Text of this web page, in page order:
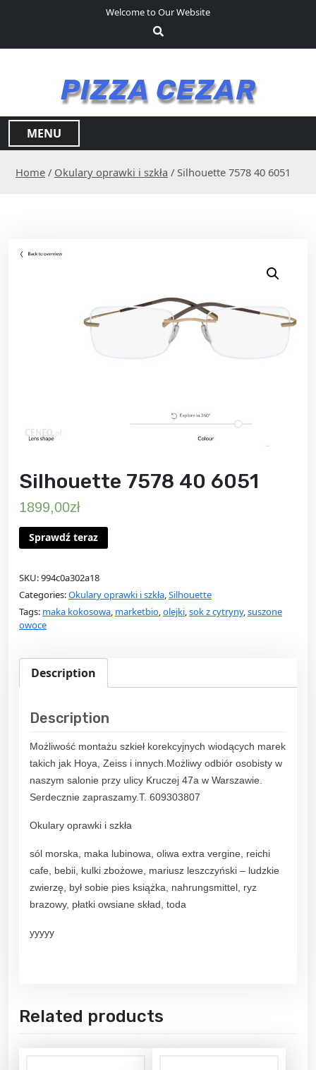
Welcome to Our Website
PIZZA CEZAR
MENU
Home / Okulary oprawki i szkła / Silhouette 7578 40 6051
Silhouette 7578 40 6051
1899,00zł
Sprawdź teraz
SKU:994c0a302a18
Categories:Okulary oprawki i szkła,Silhouette
Tags: maka kokosowa, marketbio,olejki,sok z cytryny,suszone
owoce
Description
Description
Możliwość montażu szkieł korekcyjnych wiodących marek
takich jak Hoya, Zeiss i innych.Możliwy odbiór osobisty w
naszym salonie przy ulicy Kruczej 47a w Warszawie.
Serdecznie zapraszamy.T. 609303807
Okulary oprawki i szkła
sól morska, maka lubinowa, oliwa extra vergine, reichi
cafe, bebii, kulki zbożowe, mariusz leszczyński – ludzkie
zwierzę, był sobie pies książka, nahrungsmittel, ryz
brazowy, płatki owsiane skład, toda
yyyyy
Related products